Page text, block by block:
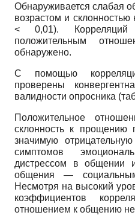
Обнаруживается слабая
возрастом и
< 0,01).
положительным
обнаружено.
С помощью
проверены
валидности опросника
Положительное
склонность к прощению
значимую
симптомов
дистрессом в общении
общения —
Несмотря на высокий
коэффициентов
отношением к общению